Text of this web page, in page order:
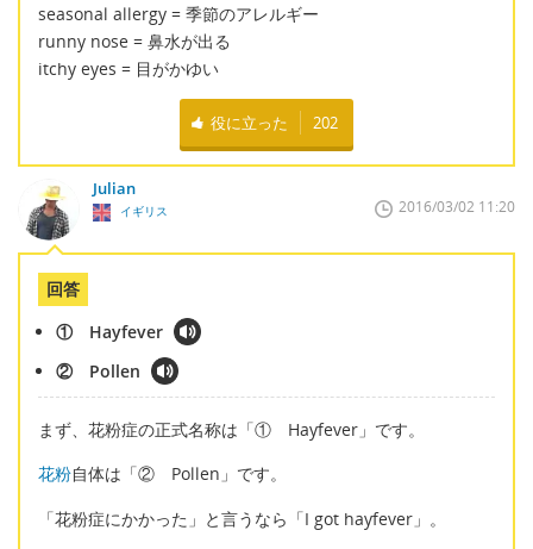
seasonal allergy = 季節のアレルギー
runny nose = 鼻水が出る
itchy eyes = 目がかゆい
役に立った 202
Julian
イギリス 2016/03/02 11:20
回答
① Hayfever
② Pollen
まず、花粉症の正式名称は「① Hayfever」です。
花粉自体は「② Pollen」です。
「花粉症にかかった」と言うなら「I got hayfever」。